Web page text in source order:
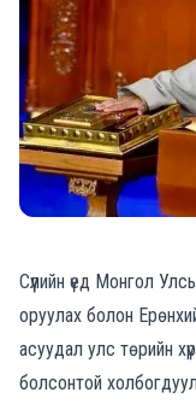
Сүүлийн үед Монгол
оруулах болон
асуудал улс төрийн
болсонтой